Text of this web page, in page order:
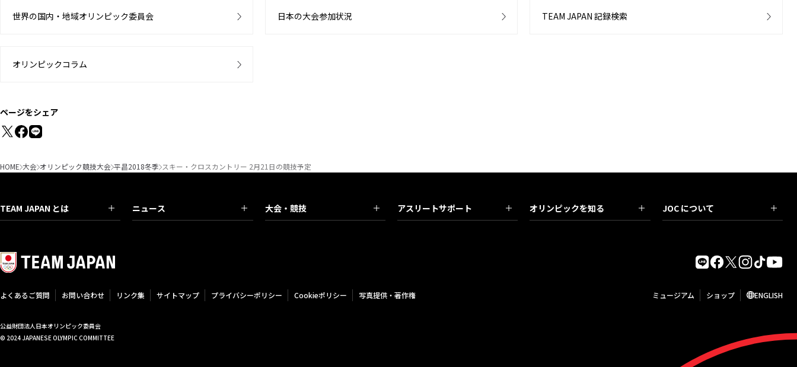
世界の国内・地域オリンピック委員会 日本の大会参加状況 TEAM JAPAN 記録検索
オリンピックコラム
ページをシェア
HOME 大会 オリンピック競技大会 平昌2018冬季 スキー・クロスカントリー 2月21日の競技予定
TEAM JAPAN とは ニュース 大会・競技 アスリートサポート オリンピックを知る JOC について
よくあるご質問 お問い合わせ リンク集 サイトマップ プライバシーポリシー Cookieポリシー 写真提供・著作権 ミュージアム ショップ ENGLISH
公益財団法人日本オリンピック委員会
© 2024 JAPANESE OLYMPIC COMMITTEE